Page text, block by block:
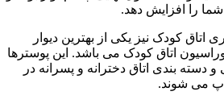
را افزایش دهد.
اتاق کودک نیز یکی از بهترین دیوار
اتاق کودک می باشد. این پوسترها
دسته بندی اتاق دخترانه و پسرانه در
می شوند.